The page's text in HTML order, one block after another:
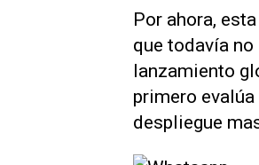
Por ahora,
que todavía
lanzamiento
primero
despliegue